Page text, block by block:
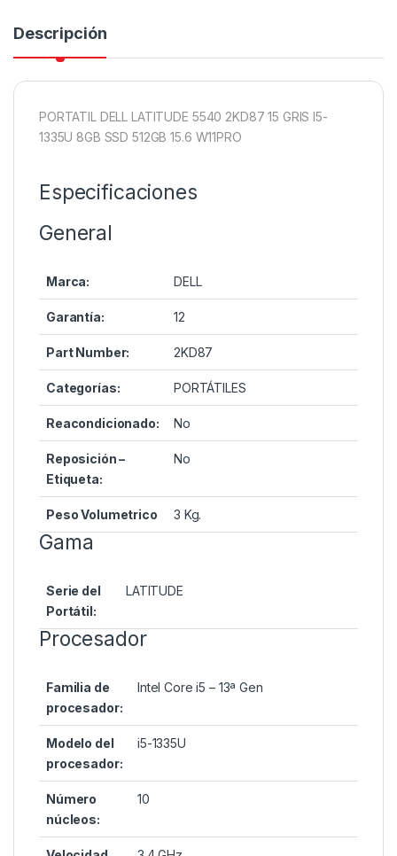
Descripción
PORTATIL DELL LATITUDE 5540 2KD87 15 GRIS I5-
1335U 8GB SSD 512GB 15.6 W11PRO
Especificaciones
General
Marca: DELL
Garantía: 12
Part Number: 2KD87
Categorías: PORTÁTILES
Reacondicionado: No
Reposición –
Etiqueta:
No
Peso Volumetrico 3 Kg.
Gama
Serie del
Portátil:
LATITUDE
Procesador
Familia de
procesador:
Intel Core i5 – 13ª Gen
Modelo del
procesador:
i5-1335U
Número
núcleos:
10